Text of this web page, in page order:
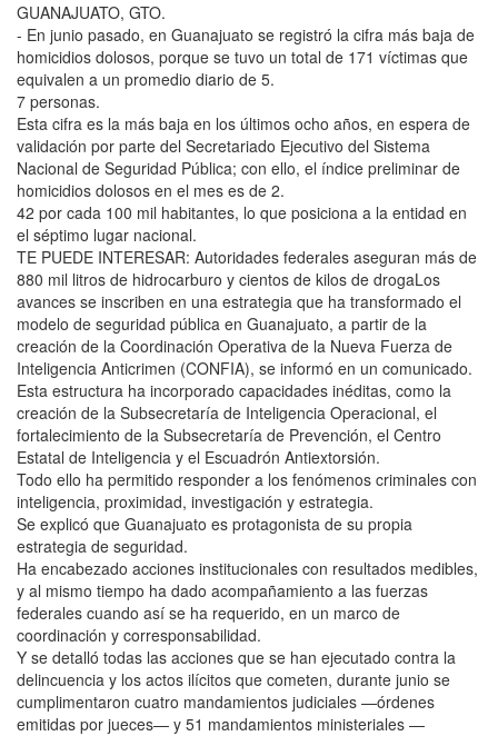
GUANAJUATO, GTO.
- En junio pasado, en Guanajuato se registró la cifra más baja de
homicidios dolosos, porque se tuvo un total de 171 víctimas que
equivalen a un promedio diario de 5.
7 personas.
Esta cifra es la más baja en los últimos ocho años, en espera de
validación por parte del Secretariado Ejecutivo del Sistema
Nacional de Seguridad Pública; con ello, el índice preliminar de
homicidios dolosos en el mes es de 2.
42 por cada 100 mil habitantes, lo que posiciona a la entidad en
el séptimo lugar nacional.
TE PUEDE INTERESAR: Autoridades federales aseguran más de
880 mil litros de hidrocarburo y cientos de kilos de drogaLos
avances se inscriben en una estrategia que ha transformado el
modelo de seguridad pública en Guanajuato, a partir de la
creación de la Coordinación Operativa de la Nueva Fuerza de
Inteligencia Anticrimen (CONFIA), se informó en un comunicado.
Esta estructura ha incorporado capacidades inéditas, como la
creación de la Subsecretaría de Inteligencia Operacional, el
fortalecimiento de la Subsecretaría de Prevención, el Centro
Estatal de Inteligencia y el Escuadrón Antiextorsión.
Todo ello ha permitido responder a los fenómenos criminales con
inteligencia, proximidad, investigación y estrategia.
Se explicó que Guanajuato es protagonista de su propia
estrategia de seguridad.
Ha encabezado acciones institucionales con resultados medibles,
y al mismo tiempo ha dado acompañamiento a las fuerzas
federales cuando así se ha requerido, en un marco de
coordinación y corresponsabilidad.
Y se detalló todas las acciones que se han ejecutado contra la
delincuencia y los actos ilícitos que cometen, durante junio se
cumplimentaron cuatro mandamientos judiciales —órdenes
emitidas por jueces— y 51 mandamientos ministeriales —